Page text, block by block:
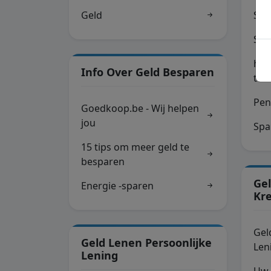
Geld
Info Over Geld Besparen
Goedkoop.be - Wij helpen
jou
15 tips om meer geld te
besparen
Energie -sparen
Geld Lenen Persoonlijke
Lening